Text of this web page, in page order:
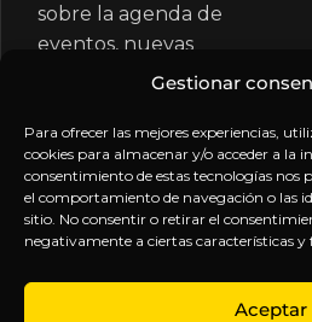
Gestionar
Para ofrecer las mejores experiencias,
cookies para almacenar y/o acceder a la
consentimiento de estas tecnologías nos
el comportamiento de navegación o las
sitio. No consentir o retirar el
negativamente a ciertas características y
Aceptar
sobre la agenda de
eventos, nuevas
publicaciones y
suscripción.
EXPLORA